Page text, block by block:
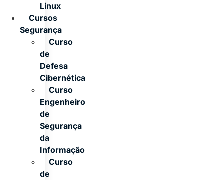
Linux
Cursos
Segurança
Curso
de
Defesa
Cibernética
Curso
Engenheiro
de
Segurança
da
Informação
Curso
de